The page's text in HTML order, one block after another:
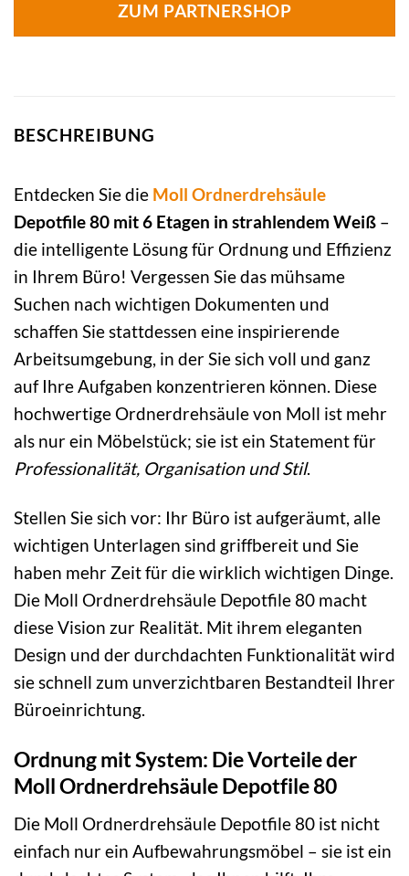
ZUM PARTNERSHOP
BESCHREIBUNG
Entdecken Sie die Moll Ordnerdrehsäule
Depotfile 80 mit 6 Etagen in strahlendem Weiß –
die intelligente Lösung für Ordnung und Effizienz
in Ihrem Büro! Vergessen Sie das mühsame
Suchen nach wichtigen Dokumenten und
schaffen Sie stattdessen eine inspirierende
Arbeitsumgebung, in der Sie sich voll und ganz
auf Ihre Aufgaben konzentrieren können. Diese
hochwertige Ordnerdrehsäule von Moll ist mehr
als nur ein Möbelstück; sie ist ein Statement für
Professionalität, Organisation und Stil.
Stellen Sie sich vor: Ihr Büro ist aufgeräumt, alle
wichtigen Unterlagen sind griffbereit und Sie
haben mehr Zeit für die wirklich wichtigen Dinge.
Die Moll Ordnerdrehsäule Depotfile 80 macht
diese Vision zur Realität. Mit ihrem eleganten
Design und der durchdachten Funktionalität wird
sie schnell zum unverzichtbaren Bestandteil Ihrer
Büroeinrichtung.
Ordnung mit System: Die Vorteile der
Moll Ordnerdrehsäule Depotfile 80
Die Moll Ordnerdrehsäule Depotfile 80 ist nicht
einfach nur ein Aufbewahrungsmöbel – sie ist ein